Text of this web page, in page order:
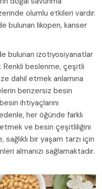
olumlu etkileri vardır.
bulunan likopen, kanser
bulunan izotiyosiyanatlar
beslenme, çeşitli
dahil etmek anlamına
benzersiz besin
ihtiyaçlarını
her öğünde farklı
ve besin çeşitliliğini
bir yaşam tarzı için
almanızı sağlamaktadır.